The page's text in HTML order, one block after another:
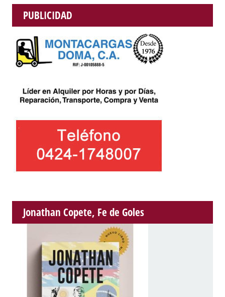
PUBLICIDAD
Jonathan Copete, Fe de Goles